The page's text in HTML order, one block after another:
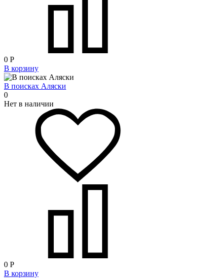
0 Р
В корзину
В поисках Аляски
0
Нет в наличии
0 Р
В корзину